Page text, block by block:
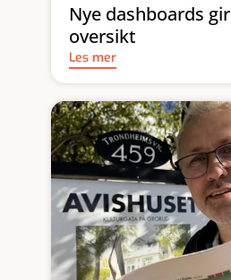
Nye dashboards
oversikt
Les mer